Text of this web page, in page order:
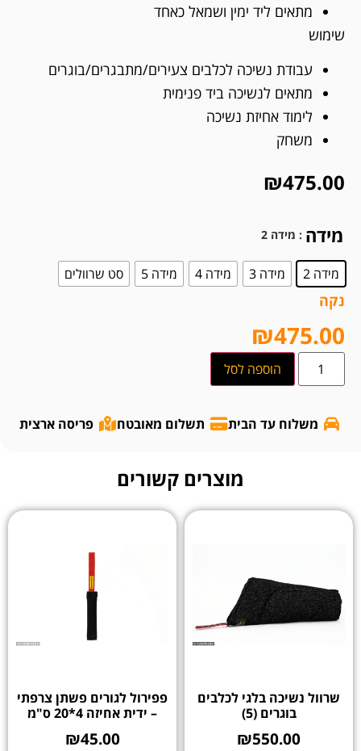
מתאים ליד ימין ושמאל כאחד
שימוש
עבודת נשיכה לכלבים צעירים/מתבגרים/בוגרים
מתאים לנשיכה ביד פנימית
לימוד אחיזת נשיכה
משחק
₪475.00
מידה : מידה 2
מידה 2 מידה 3 מידה 4 מידה 5 סט שרוולים
נקה
₪475.00
הוספה לסל
משלוח עד הבית תשלום מאובטח פריסה ארצית
מוצרים קשורים
שרוול נשיכה בלגי לכלבים
בוגרים (5)
₪550.00
פפירול לגורים פשתן צרפתי
– ידית אחיזה 4*20 ס"מ
₪45.00